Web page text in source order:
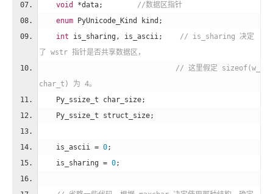
void
*data; //数据区指针
enum PyUnicode_Kind kind;
int is_sharing, is_ascii; // is_sharing 决定
了 wstr 指针是否共享数据区，
// 这里假定 sizeof(w_
char_t) 为 4。
    Py_ssize_t char_size;
    Py_ssize_t struct_size;
    is_ascii =
0;
    is_sharing =
0;